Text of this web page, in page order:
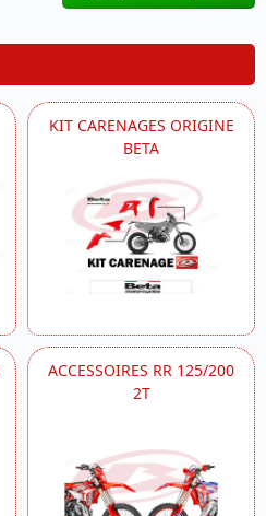
KIT CARENAGES ORIGINE
BETA
ACCESSOIRES RR 125/200
2T